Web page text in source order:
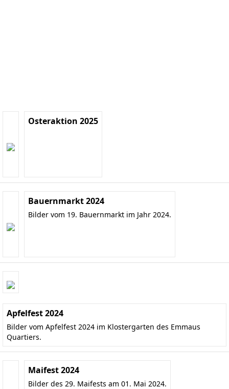
Osteraktion 2025
Bauernmarkt 2024
Bilder vom 19. Bauernmarkt im Jahr 2024.
Apfelfest 2024
Bilder vom Apfelfest 2024 im Klostergarten des Emmaus
Quartiers.
Maifest 2024
Bilder des 29. Maifests am 01. Mai 2024.